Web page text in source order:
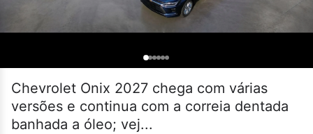
Chevrolet Onix 2027 chega com várias
versões e continua com a correia dentada
banhada a óleo; vej...